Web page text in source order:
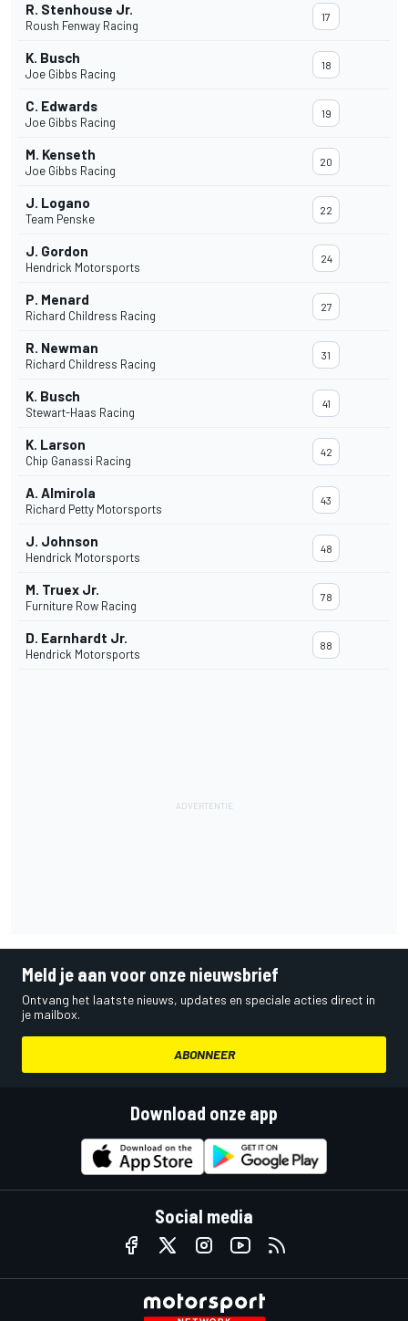
R. Stenhouse Jr.
Roush Fenway Racing
17
K. Busch
Joe Gibbs Racing
18
C. Edwards
Joe Gibbs Racing
19
M. Kenseth
Joe Gibbs Racing
20
J. Logano
Team Penske
22
J. Gordon
Hendrick Motorsports
24
P. Menard
Richard Childress Racing
27
R. Newman
Richard Childress Racing
31
K. Busch
Stewart-Haas Racing
41
K. Larson
Chip Ganassi Racing
42
A. Almirola
Richard Petty Motorsports
43
J. Johnson
Hendrick Motorsports
48
M. Truex Jr.
Furniture Row Racing
78
D. Earnhardt Jr.
Hendrick Motorsports
88
Meld je aan voor onze nieuwsbrief
Ontvang het laatste nieuws, updates en speciale acties direct in
je mailbox.
ABONNEER
Download onze app
Social media